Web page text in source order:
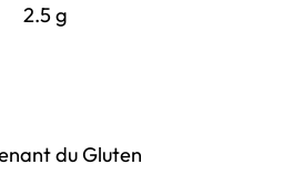
2.5 g
du Gluten